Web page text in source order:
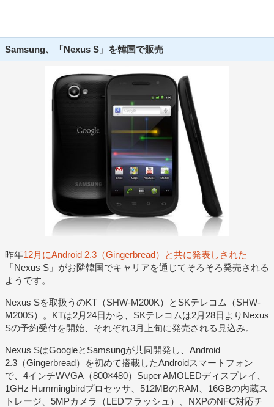
Samsung、「Nexus S」を韓国で販売
昨年12月にAndroid 2.3（Gingerbread）と共に発表しされた
「Nexus S」がお隣韓国でキャリアを通じてそろそろ発売される
ようです。
Nexus Sを取扱うのKT（SHW-M200K）とSKテレコム（SHW-
M200S）。KTは2月24日から、SKテレコムは2月28日よりNexus
Sの予約受付を開始、それぞれ3月上旬に発売される見込み。
Nexus SはGoogleとSamsungが共同開発し、Android
2.3（Gingerbread）を初めて搭載したAndroidスマートフォン
で、4インチWVGA（800×480）Super AMOLEDディスプレイ、
1GHz Hummingbirdプロセッサ、512MBのRAM、16GBの内蔵ス
トレージ、5MPカメラ（LEDフラッシュ）、NXPのNFC対応チ